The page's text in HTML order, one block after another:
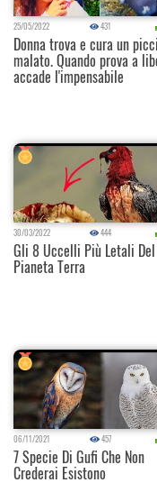
25/05/2022 431
Donna trova e cura un
malato. Quando prova a
accade l'impensabile
30/03/2022 444
Gli 8 Uccelli Più Letali Del
Pianeta Terra
06/11/2021 457
7 Specie Di Gufi Che Non
Crederai Esistono